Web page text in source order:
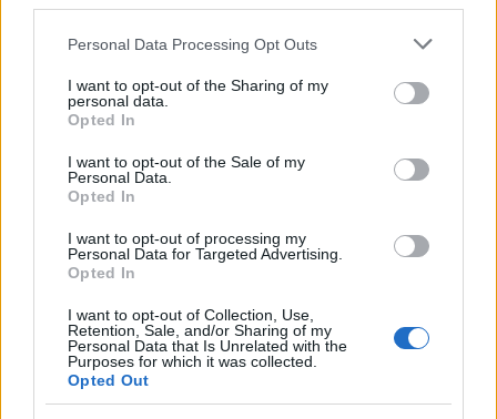
Please note that this website/app uses one or more Google
not limited to your visit or usage behaviour. You may click to
grant or deny consent to Google and its third-party tags to
use your data for below specified purposes in below Google
consent section.
Personal Data Processing Opt Outs
I want to opt-out of the Sharing of my
personal data.
Opted In
I want to opt-out of the Sale of my
Personal Data.
Opted In
I want to opt-out of processing my
Personal Data for Targeted Advertising.
Opted In
I want to opt-out of Collection, Use,
Retention, Sale, and/or Sharing of my
Personal Data that Is Unrelated with the
Purposes for which it was collected.
Opted Out
amíg pár éve tömeg hömpölygött az utcán,
akármelyik faluba, szántófölre, pajtába vagy
kocsmába tartott az ember, most leginkább
lézengenek az emberek. Hogy valami
hiányzik, és nagyon szeretném, ha meg
tudnám fogalmazni, hogy mi az.
Mert szomorú, hogy egy-két helyszínt
leszámítva pimpelt falusi búcsú és
kirakodóvásár hangulata van a Művészetek
Völgyének, persze ha jól helyezkedik az
ember, akkor ebből vajmi keveset érzékel.
Csak itt sosem kellett taktikázni, elbújni,
letérni a főútról ahhoz, hogy otthonosan és
jól érezzük magunkat. A keményvonalasok